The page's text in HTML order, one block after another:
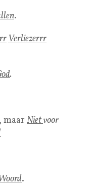
.
Verliezerrr
.
, maar Nietvoor
.